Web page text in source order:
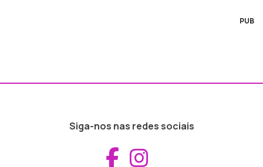
PUB
Siga-nos nas redes sociais
Aceder ao